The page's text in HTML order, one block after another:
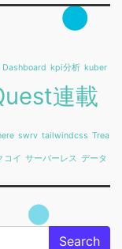
Dashboard kpi分析 kuber
連載
swrv tailwindcss Trea
コイ サーバーレス データ